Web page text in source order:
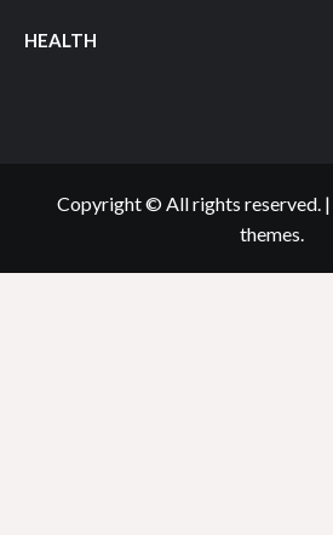
HEALTH
Copyright © All rights reserved. |
themes.